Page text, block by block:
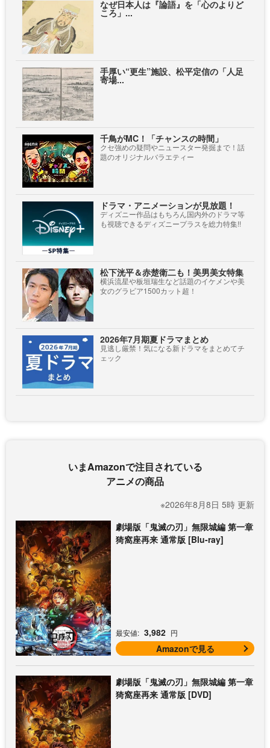
なぜ日本人は『論語』を「心のよりど
ころ」...
手厚い“更生”施設、松平定信の「人足
寄場...
千鳥がMC！「チャンスの時間」
クセ強めの疑問やニュースター発掘まで！話
題のオリジナルバラエティー
ドラマ・アニメーションが見放題！
ディズニー作品はもちろん国内外のドラマ等
も視聴できるディズニープラスを総力特集!!
松下洸平＆赤楚衛二も！美男美女特集
横浜流星や板垣瑞生など話題のイケメンや美
女のグラビア1500カット超！
2026年7月期夏ドラマまとめ
見逃し厳禁！気になる新ドラマをまとめてチ
ェック
いまAmazonで注目されている
アニメの商品
※2026年8月8日 5時 更新
劇場版「鬼滅の刃」無限城編 第一章
猗窩座再来 通常版 [Blu-ray]
最安値: 3,982 円
Amazonで見る
劇場版「鬼滅の刃」無限城編 第一章
猗窩座再来 通常版 [DVD]